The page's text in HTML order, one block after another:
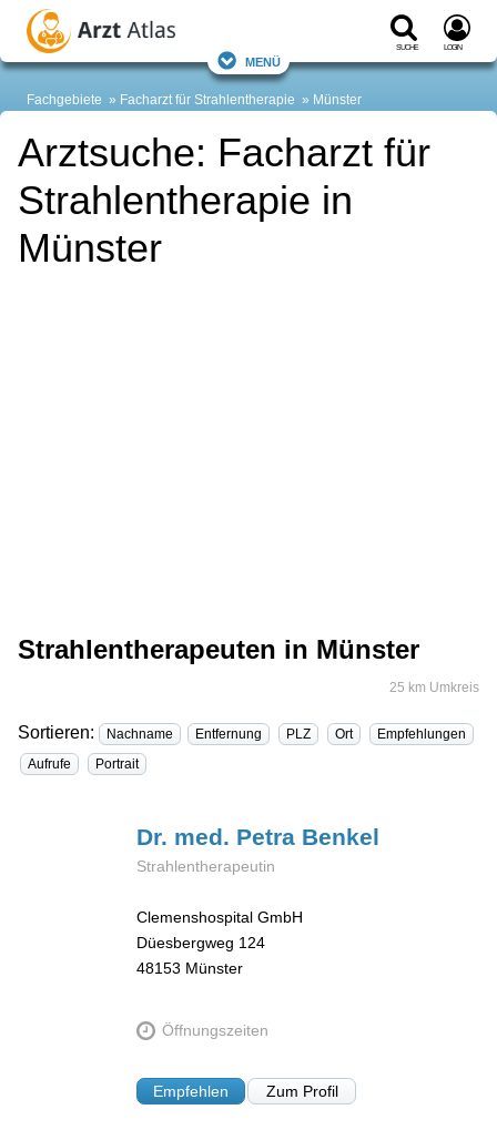
Suche Login
Menü
Fachgebiete Facharzt für Strahlentherapie Münster
Arztsuche: Facharzt für
Strahlentherapie in
Münster
Strahlentherapeuten in Münster
25 km Umkreis
Sortieren: Nachname Entfernung PLZ Ort
Empfehlungen
Aufrufe
Portrait
Dr. med. Petra Benkel
Strahlentherapeutin
Clemenshospital GmbH
Düesbergweg 124
48153 Münster
Öffnungszeiten
Empfehlen Zum Profil